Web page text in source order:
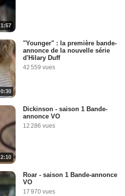
1:57
0:30
"Younger" : la première bande-
annonce de la nouvelle série
d'Hilary Duff
42 559 vues
2:10
Dickinson - saison 1 Bande-
annonce VO
12 286 vues
Roar - saison 1 Bande-annonce
VO
17 970 vues